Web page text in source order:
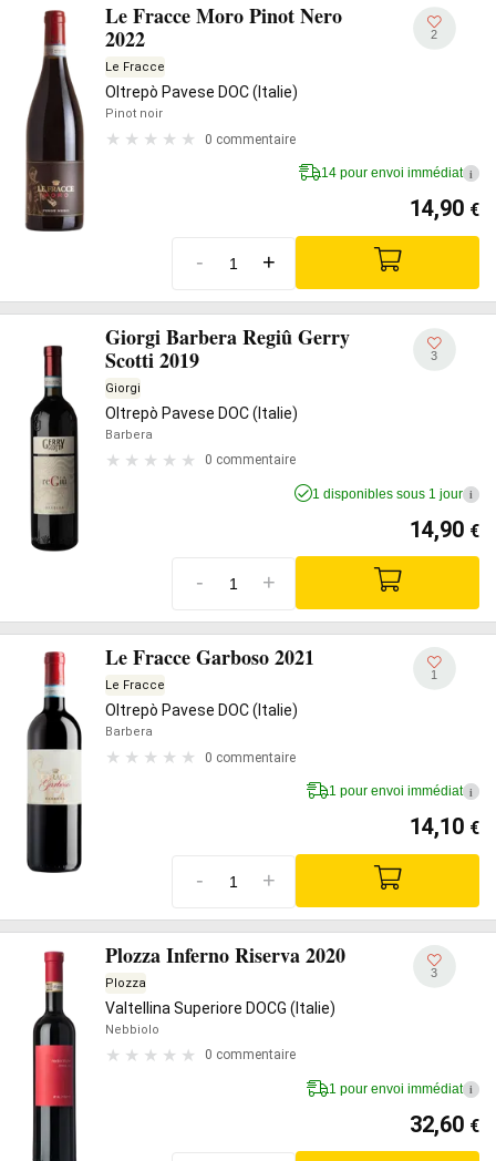
Le Fracce Moro Pinot Nero
2022
Le Fracce
Oltrepò Pavese DOC (Italie)
Pinot noir
0 commentaire
2
14 pour envoi immédiat i
14,90 €
- +
Giorgi Barbera Regiû Gerry
Scotti 2019
Giorgi
Oltrepò Pavese DOC (Italie)
Barbera
0 commentaire
3
1 disponibles sous 1 jour i
14,90 €
- +
Le Fracce Garboso 2021
Le Fracce
Oltrepò Pavese DOC (Italie)
Barbera
0 commentaire
1
1 pour envoi immédiat i
14,10 €
- +
Plozza Inferno Riserva 2020
Plozza
Valtellina Superiore DOCG (Italie)
Nebbiolo
0 commentaire
3
1 pour envoi immédiat i
32,60 €